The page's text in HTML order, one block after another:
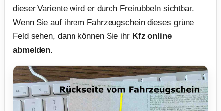
dieser Variente wird er durch Freirubbeln sichtbar.
Wenn Sie auf ihrem Fahrzeugschein dieses grüne
Feld sehen, dann können Sie ihr Kfz online
abmelden.